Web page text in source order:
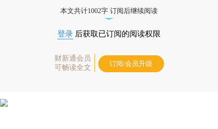
本文共计1002字 订阅后继续阅读
登录 后获取已订阅的阅读权限
财新通会员
可畅读全文
订阅/会员升级